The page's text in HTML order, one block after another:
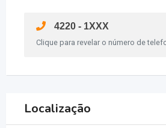
4220 - 1XXX
Clique para revelar o número de
Localização